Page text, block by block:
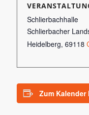
Schlierbachhalle
Schlierbacher
Heidelberg, 69118
Zum